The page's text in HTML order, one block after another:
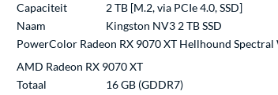
Capaciteit
2 TB [M.2, via PCIe 4.0, SSD]
Naam
Kingston NV3 2 TB SSD
PowerColor Radeon RX 9070 XT Hellhound
AMD Radeon RX 9070 XT
Totaal
16 GB (GDDR7)